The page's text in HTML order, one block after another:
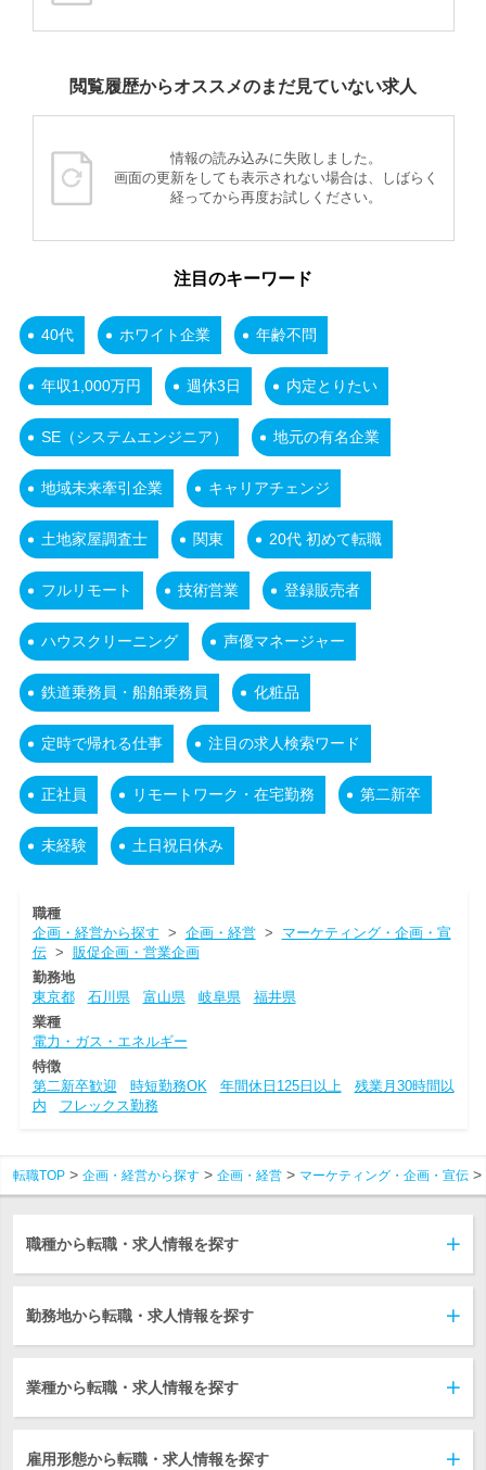
閲覧履歴からオススメのまだ見ていない求人
情報の読み込みに失敗しました。
画面の更新をしても表示されない場合は、しばらく
経ってから再度お試しください。
注目のキーワード
40代 ホワイト企業 年齢不問
年収1,000万円 週休3日 内定とりたい
SE（システムエンジニア） 地元の有名企業
地域未来牽引企業 キャリアチェンジ
土地家屋調査士 関東 20代 初めて転職
フルリモート 技術営業 登録販売者
ハウスクリーニング 声優マネージャー
鉄道乗務員・船舶乗務員 化粧品
定時で帰れる仕事 注目の求人検索ワード
正社員 リモートワーク・在宅勤務 第二新卒
未経験 土日祝日休み
職種
企画・経営から探す > 企画・経営> マーケティング・企画・宣
伝> 販促企画・営業企画
勤務地
東京都
石川県 富山県 岐阜県
福井県
業種
電力・ガス・エネルギー
特徴
第二新卒歓迎
時短勤務OK 年間休日125日以上
残業月30時間以
内
フレックス勤務
転職TOP 企画・経営から探す 企画・経営 マーケティング・企画・宣伝
職種から転職・求人情報を探す
勤務地から転職・求人情報を探す
業種から転職・求人情報を探す
雇用形態から転職・求人情報を探す